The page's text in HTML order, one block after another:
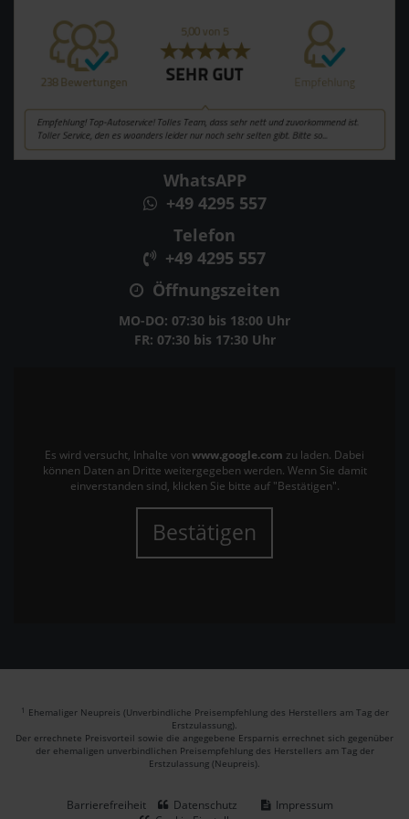
WhatsAPP
+49 4295 557
Telefon
+49 4295 557
Öffnungszeiten
MO-DO: 07:30 bis 18:00 Uhr
FR: 07:30 bis 17:30 Uhr
Es wird versucht, Inhalte von www.google.com zu laden. Dabei
können Daten an Dritte weitergegeben werden. Wenn Sie damit
einverstanden sind, klicken Sie bitte auf "Bestätigen".
Bestätigen
1 Ehemaliger Neupreis (Unverbindliche Preisempfehlung des Herstellers am Tag der
Erstzulassung).
Der errechnete Preisvorteil sowie die angegebene Ersparnis errechnet sich gegenüber
der ehemaligen unverbindlichen Preisempfehlung des Herstellers am Tag der
Erstzulassung (Neupreis).
Barrierefreiheit Datenschutz
Impressum